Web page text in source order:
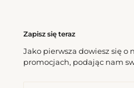
Zapisz się teraz
Jako pierwsza dowiesz się o
promocjach, podając nam